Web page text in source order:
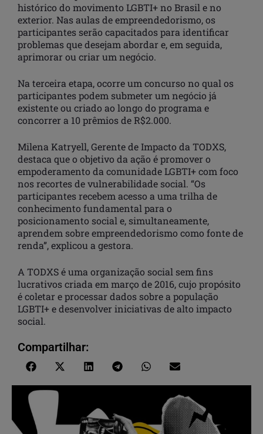
histórico do movimento LGBTI+ no Brasil e no
exterior. Nas aulas de empreendedorismo, os
participantes serão capacitados para identificar
problemas que desejam abordar e, em seguida,
aprimorar ou criar um negócio.
Na terceira etapa, ocorre um concurso no qual os
participantes podem submeter um negócio já
existente ou criado ao longo do programa e
concorrer a 10 prêmios de R$2.000.
Milena Katryell, Gerente de Impacto da TODXS,
destaca que o objetivo da ação é promover o
empoderamento da comunidade LGBTI+ com foco
nos recortes de vulnerabilidade social. “Os
participantes recebem acesso a uma trilha de
conhecimento fundamental para o
posicionamento social e, simultaneamente,
aprendem sobre empreendedorismo como fonte de
renda”, explicou a gestora.
A TODXS é uma organização social sem fins
lucrativos criada em março de 2016, cujo propósito
é coletar e processar dados sobre a população
LGBTI+ e desenvolver iniciativas de alto impacto
social.
Compartilhar: